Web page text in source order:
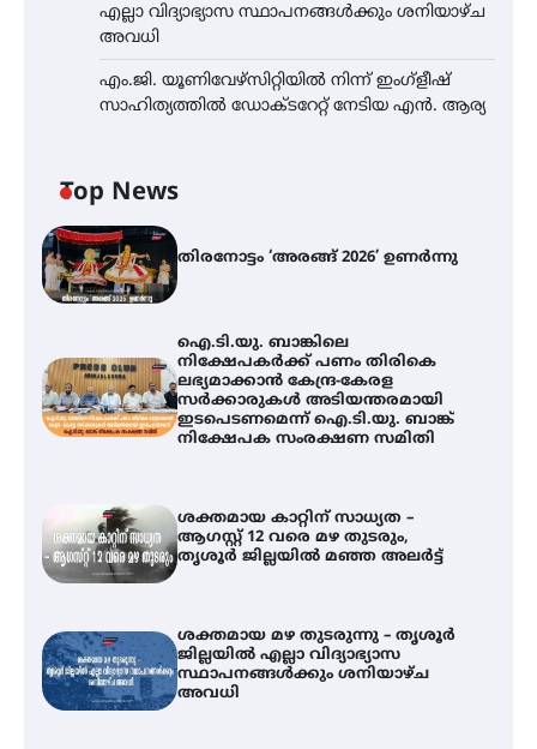
എല്ലാ വിദ്യാഭ്യാസ സ്ഥാപനങ്ങൾക്കും ശനിയാഴ്ച
അവധി
എം.ജി. യൂണിവേഴ്‌സിറ്റിയിൽ നിന്ന് ഇംഗ്ളീഷ്
സാഹിത്യത്തിൽ ഡോക്ടറേറ്റ് നേടിയ എൻ. ആര്യ
Top News
തിരനോട്ടം ‘അരങ്ങ് 2026’ ഉണർന്നു
ഐ.ടി.യു. ബാങ്കിലെ
നിക്ഷേപകർക്ക് പണം തിരികെ
ലഭ്യമാക്കാൻ കേന്ദ്ര-കേരള
സർക്കാരുകൾ അടിയന്തരമായി
ഇടപെടണമെന്ന് ഐ.ടി.യു. ബാങ്ക്
നിക്ഷേപക സംരക്ഷണ സമിതി
ശക്തമായ കാറ്റിന് സാധ്യത –
ആഗസ്റ്റ് 12 വരെ മഴ തുടരും,
തൃശൂർ ജില്ലയിൽ മഞ്ഞ അലർട്ട്
ശക്തമായ മഴ തുടരുന്നു – തൃശൂർ
ജില്ലയിൽ എല്ലാ വിദ്യാഭ്യാസ
സ്ഥാപനങ്ങൾക്കും ശനിയാഴ്ച
അവധി
ഐ.ടി.യു. ബാങ്കിലെ
നിക്ഷേപകർക്ക് പണം തിരികെ
ലഭ്യമാക്കാൻ കേന്ദ്ര-കേരള